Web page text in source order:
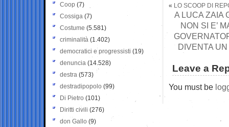
« LO SCOOP DI
A LUCA ZAIA
NON SI E’
DIVENTA
Leave a
You must be
Coop (7)
Cossiga (7)
Costume (5.581)
criminalità (1.402)
democratici e progressisti (19)
denuncia (14.528)
destra (573)
destradipopolo (99)
Di Pietro (101)
Diritti civili (276)
don Gallo (9)